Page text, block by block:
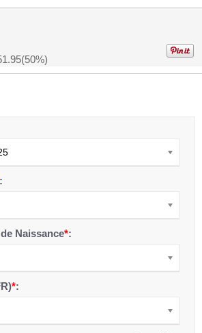
(50%)
:
Naissance*:
*: